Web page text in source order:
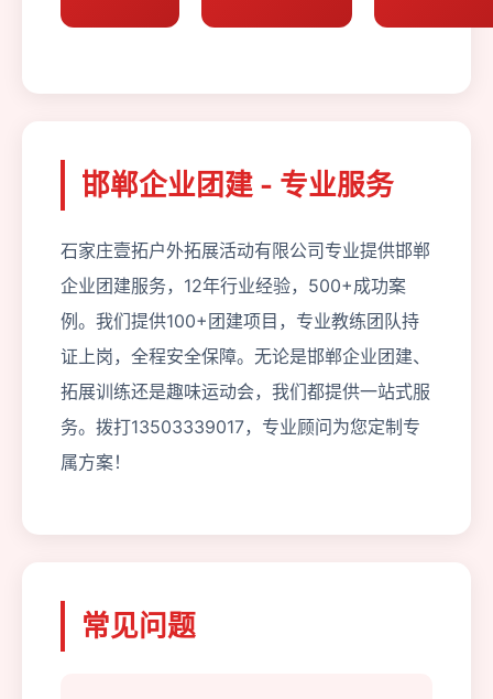
邯郸企业团建 - 专业服务
石家庄壹拓户外拓展活动有限公司专业提供邯郸
企业团建服务，12年行业经验，500+成功案
例。我们提供100+团建项目，专业教练团队持
证上岗，全程安全保障。无论是邯郸企业团建、
拓展训练还是趣味运动会，我们都提供一站式服
务。拨打13503339017，专业顾问为您定制专
属方案！
常见问题